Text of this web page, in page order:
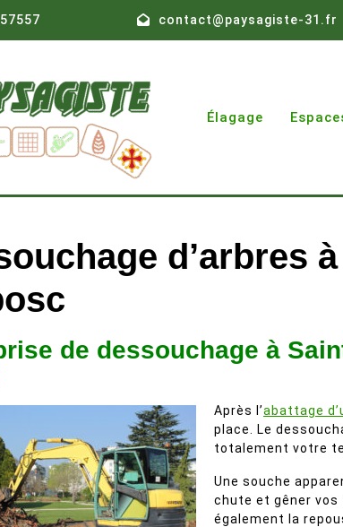
contact@paysagiste-31.fr
Élagage
d’arbres
de dessouchage à
Après l’abattage
place. Le
totalement votre
Une souche
chute et gêner
également la